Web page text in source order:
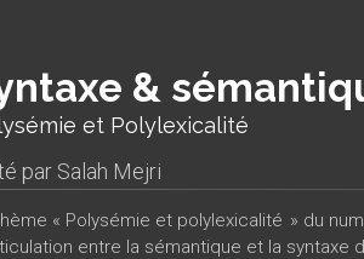
&
et Polylexicalité
par Salah Mejri
« Polysémie et polylexicalité » du
entre la sémantique et la